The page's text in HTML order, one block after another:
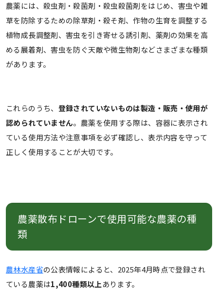
農薬には、殺虫剤・殺菌剤・殺虫殺菌剤をはじめ、害虫や雑
草を防除するための除草剤・殺そ剤、作物の生育を調整する
植物成長調整剤、害虫を引き寄せる誘引剤、薬剤の効果を高
める展着剤、害虫を防ぐ天敵や微生物剤などさまざまな種類
があります。
これらのうち、 登録されていないものは製造・販売・使用が
認められていません。農薬を使用する際は、容器に表示され
ている使用方法や注意事項を必ず確認し、表示内容を守って
正しく使用することが大切です。
農薬散布ドローンで使用可能な農薬の種
類
農林水産省の公表情報によると、2025年4月時点で登録され
ている農薬は1,400種類以上あります。